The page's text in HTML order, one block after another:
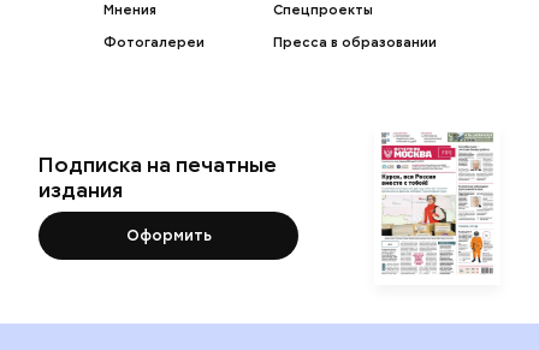
Мнения
Фотогалереи
Спецпроекты
Пресса в образовании
Подписка на печатные
издания
Оформить